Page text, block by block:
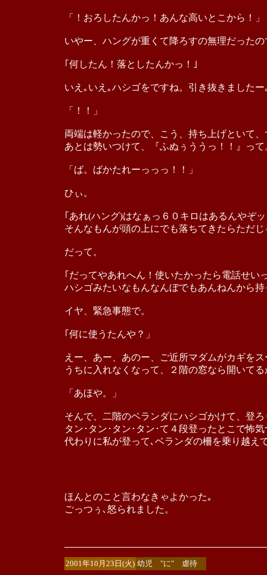
「！おろしたんかっ！あんな高いとこから！」
いやー、ハングが重くて降ろすの無理だっ
｢何したん！落としたんかっ！｣
いえ｡いえ｡ハシゴをですね。引き抜きましたー
「！！」
両端は軽かったので、こう、持ち上げといて
あとは勢いつけて、『ふぬぅううっ！！』って
「ば。ばかたれーっっっ！！」
ひぃ。
｢あれ(ハング)はなぁっ６０キロはあるんやぞ
そんなもんが頭の上にでも落ちてきたらただ
だって。
｢だってやあれへん！使いたかったら電話せい
ハシゴみたいなもんなんぼでもあんねんから
イヤ、緊急事態で。
｢何に使うたんや？」
えー、あー、あのー、ご近所マダムがカギを
うちに入れなくなって、２階の窓なら開いて
「あほや。」
そんで、二階のベランダにハシゴかけて、登
タン･タン･タン･タン･て４段登ったとこで怖
代わりに私が登って､ベランダの柵を乗り越え
ほんとのこと言わなきゃよかった｡
ごっつぅ､怒られました。
2001年10月23日(火) 幼児 "に" 虐待